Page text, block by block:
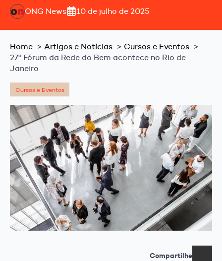
ONG News 10 de julho de 2025
Home Artigos e Notícias
Cursos e Eventos
27º Fórum da Rede do Bem acontece no Rio de
Janeiro
Cursos e Eventos
Compartilhe